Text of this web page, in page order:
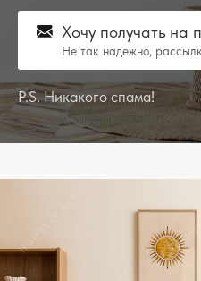
Хочу получать на
Не так надежно,
P.S. Никакого спама!